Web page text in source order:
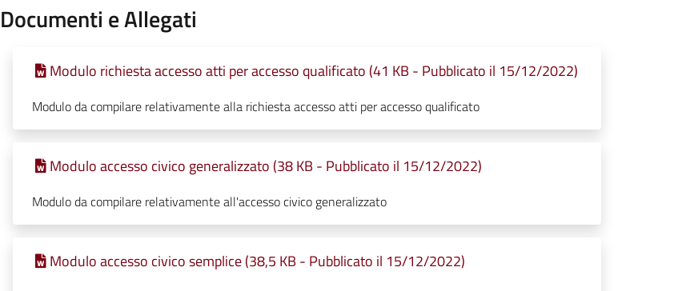
Documenti e Allegati
Modulo richiesta accesso atti per accesso qualificato (41 KB - Pubblicato il 15/12/2022)
Modulo da compilare relativamente alla richiesta accesso atti per accesso qualificato
Modulo accesso civico generalizzato (38 KB - Pubblicato il 15/12/2022)
Modulo da compilare relativamente all'accesso civico generalizzato
Modulo accesso civico semplice (38,5 KB - Pubblicato il 15/12/2022)